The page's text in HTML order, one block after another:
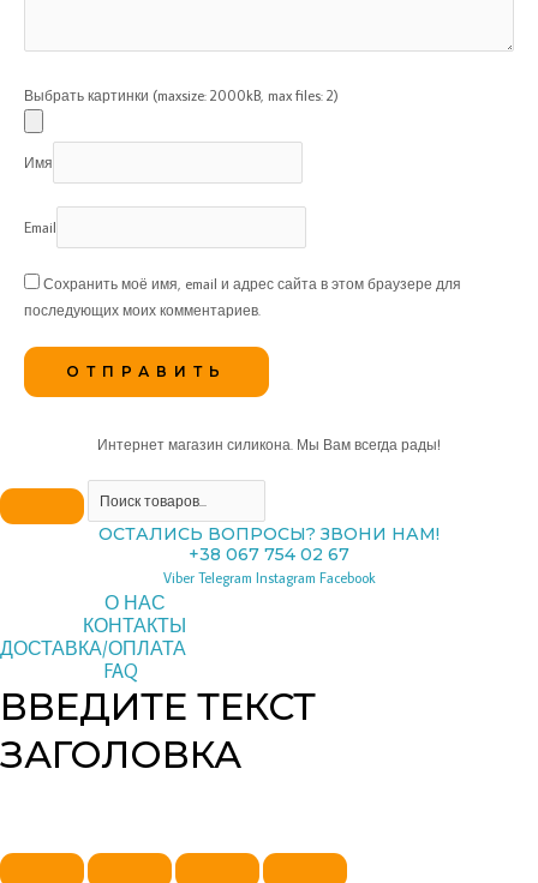
Выбрать картинки (maxsize: 2000kB, max files: 2)
Имя
Email
Сохранить моё имя, email и адрес сайта в этом браузере для
последующих моих комментариев.
Интернет магазин силикона. Мы Вам всегда рады!
ОСТАЛИСЬ ВОПРОСЫ? ЗВОНИ НАМ!
+38 067 754 02 67
Viber Telegram Instagram Facebook
О НАС
КОНТАКТЫ
ДОСТАВКА/ОПЛАТА
FAQ
ВВЕДИТЕ ТЕКСТ
ЗАГОЛОВКА